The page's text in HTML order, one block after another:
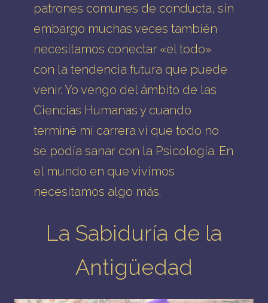
patrones comunes de conducta, sin
embargo muchas veces también
necesitamos conectar «el todo»
con la tendencia futura que puede
venir. Yo vengo del ámbito de las
Ciencias Humanas y cuando
terminé mi carrera vi que todo no
se podía sanar con la Psicología. En
el mundo en que vivimos
necesitamos algo más.
La Sabiduría de la
Antigüedad